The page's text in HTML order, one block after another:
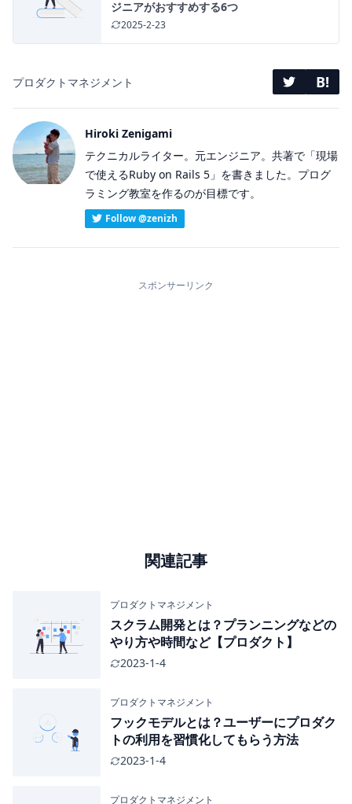
ジニアがおすすめする6つ
2025-2-23
プロダクトマネジメント B!
Hiroki Zenigami
テクニカルライター。元エンジニア。共著で「現場
で使えるRuby on Rails 5」を書きました。プログ
ラミング教室を作るのが目標です。
Follow @zenizh
スポンサーリンク
関連記事
プロダクトマネジメント
スクラム開発とは？プランニングなどの
やり方や時間など【プロダクト】
2023-1-4
プロダクトマネジメント
フックモデルとは？ユーザーにプロダク
トの利用を習慣化してもらう方法
2023-1-4
プロダクトマネジメント